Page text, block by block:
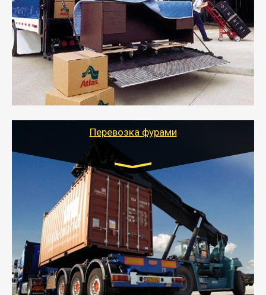
от 5000 руб.
- Служебный или военный переезд может быть на
отдельном авто или догрузом (по меньшей
стоимости).
- Тайгер Логистик подберет автотранспорт, быстро и
качественно организует переезд к новому месту
службы или работы с гарантией сохранности груза и
оформлением документов, подтверждающих
Перевозка фурами
Транспорт:
Еврофура Тент от 5 до 10 тонн
грузоподъемность
от 10 000 руб. Возможен догруз
- Доставка фурой до 20 т возможна для больших
объемов грузов, упакованных в коробки, мешки,
паллеты и россыпью в самые отдаленные места
России с гарантией полной сохранности.